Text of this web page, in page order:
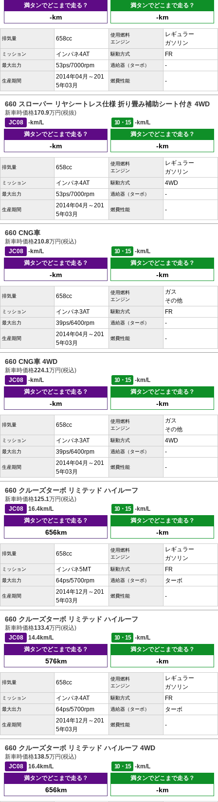
満タンでどこまで走る？
-km
満タンでどこまで走る？
-km
排気量 658cc
使用燃料
エンジン
レギュラー
ガソリン
ミッション インパネ4AT 駆動方式 FR
最大出力 53ps/7000rpm 過給器（ターボ） -
生産期間
2014年04月～201
5年03月
燃費性能 -
660 スローパー リヤシートレス仕様 折り畳み補助シート付き 4WD
新車時価格170.9万円(税抜)
JC08
-km/L 10・15
-km/L
満タンでどこまで走る？
-km
満タンでどこまで走る？
-km
排気量 658cc
使用燃料
エンジン
レギュラー
ガソリン
ミッション インパネ4AT 駆動方式 4WD
最大出力 53ps/7000rpm 過給器（ターボ） -
生産期間
2014年04月～201
5年03月
燃費性能 -
660 CNG車
新車時価格210.8万円(税込)
JC08
-km/L 10・15
-km/L
満タンでどこまで走る？
-km
満タンでどこまで走る？
-km
排気量 658cc
使用燃料
エンジン
ガス
その他
ミッション インパネ3AT 駆動方式 FR
最大出力 39ps/6400rpm 過給器（ターボ） -
生産期間
2014年04月～201
5年03月
燃費性能 -
660 CNG車 4WD
新車時価格224.1万円(税込)
JC08
-km/L 10・15
-km/L
満タンでどこまで走る？
-km
満タンでどこまで走る？
-km
排気量 658cc
使用燃料
エンジン
ガス
その他
ミッション インパネ3AT 駆動方式 4WD
最大出力 39ps/6400rpm 過給器（ターボ） -
生産期間
2014年04月～201
5年03月
燃費性能 -
660 クルーズターボ リミテッド ハイルーフ
新車時価格125.1万円(税込)
JC08
16.4km/L 10・15
-km/L
満タンでどこまで走る？
656km
満タンでどこまで走る？
-km
排気量 658cc
使用燃料
エンジン
レギュラー
ガソリン
ミッション インパネ5MT 駆動方式 FR
最大出力 64ps/5700rpm 過給器（ターボ） ターボ
生産期間
2014年12月～201
5年03月
燃費性能 -
660 クルーズターボ リミテッド ハイルーフ
新車時価格133.4万円(税込)
JC08
14.4km/L 10・15
-km/L
満タンでどこまで走る？
576km
満タンでどこまで走る？
-km
排気量 658cc
使用燃料
エンジン
レギュラー
ガソリン
ミッション インパネ4AT 駆動方式 FR
最大出力 64ps/5700rpm 過給器（ターボ） ターボ
生産期間
2014年12月～201
5年03月
燃費性能 -
660 クルーズターボ リミテッド ハイルーフ 4WD
新車時価格138.5万円(税込)
JC08
16.4km/L 10・15
-km/L
満タンでどこまで走る？
656km
満タンでどこまで走る？
-km